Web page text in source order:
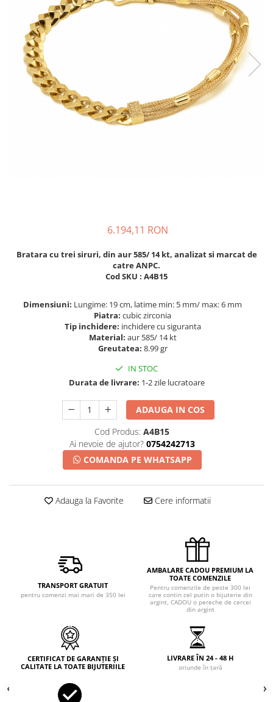
PIERCING
SETURI BIJUTERII
ACE DE CRAVATA
BRATARI PENTRU PICIOR
BUTONI
BRATARA TIP ROZARIU
LANTURI TIP ROZARIU
6.194,11 RON
Bratara cu trei siruri, din aur 585/ 14 kt, analizat si marcat de
catre ANPC.
Cod SKU : A4B15
Dimensiuni: Lungime: 19 cm, latime min: 5 mm/ max: 6 mm
Piatra: cubic zirconia
Tip inchidere: inchidere cu siguranta
Material: aur 585/ 14 kt
Greutatea: 8.99 gr
IN STOC
Durata de livrare: 1-2 zile lucratoare
ADAUGA IN COS
Cod Produs: A4B15
Ai nevoie de ajutor? 0754242713
COMANDA PE WHATSAPP
Adauga la Favorite Cere informatii
TRANSPORT GRATUIT
pentru comenzi mai mari de 350 lei
AMBALARE CADOU PREMIUM LA
TOATE COMENZILE
Pentru comenzile de peste 300 lei
care contin cel putin o bijuterie din
argint, CADOU o pereche de cercei
din argint
CERTIFICAT DE GARANȚIE ȘI
CALITATE LA TOATE BIJUTERIILE
LIVRARE ÎN 24 - 48 H
oriunde în țară